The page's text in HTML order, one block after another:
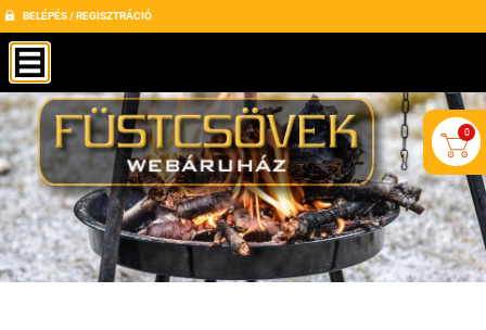
BELÉPÉS / REGISZTRÁCIÓ
0